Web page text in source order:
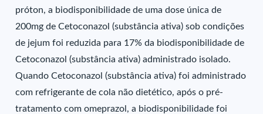
próton, a biodisponibilidade de uma dose única de
200mg de Cetoconazol (substância ativa) sob condições
de jejum foi reduzida para 17% da biodisponibilidade de
Cetoconazol (substância ativa) administrado isolado.
Quando Cetoconazol (substância ativa) foi administrado
com refrigerante de cola não dietético, após o pré-
tratamento com omeprazol, a biodisponibilidade foi